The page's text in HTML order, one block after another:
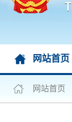
网站首页
网站首页